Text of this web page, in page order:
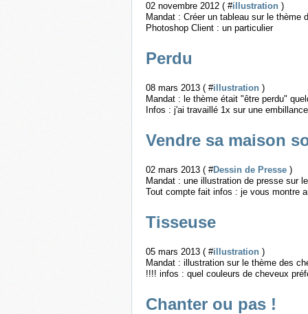
02 novembre 2012 ( #illustration )
Mandat : Créer un tableau sur le
Photoshop Client : un particulier
Perdu
08 mars 2013 ( #illustration )
Mandat : le thème était "être perdu"
Infos : j'ai travaillé 1x sur une
Vendre sa maison
02 mars 2013 ( #Dessin de Presse )
Mandat : une illustration de presse sur
Tout compte fait infos : je vous montre
Tisseuse
05 mars 2013 ( #illustration )
Mandat : illustration sur le thème des
!!!! infos : quel couleurs de cheveux
Chanter ou pas !